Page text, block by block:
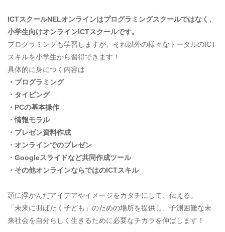
ICTスクールNELオンラインはプログラミングスクールではなく、
小学生向けオンラインICTスクールです。
プログラミングも学習しますが、それ以外の様々なトータルのICT
スキルを小学生から習得できます！
具体的に身につく内容は
・プログラミング
・タイピング
・PCの基本操作
・情報モラル
・プレゼン資料作成
・オンラインでのプレゼン
・Googleスライドなど共同作成ツール
・その他オンラインならではのICTスキル
​頭に浮かんだアイデアやイメージをカタチにして、伝える。
「未来に羽ばたく子ども」のための場所を提供し、予測困難な未
来社会を自分らしく生きるために必要なチカラを伸ばします！